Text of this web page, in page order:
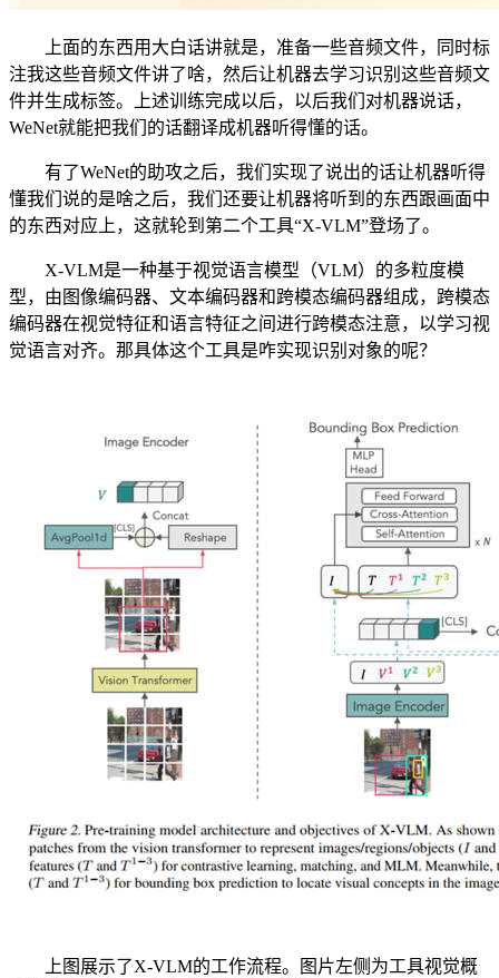
上面的东西用大白话讲就是，准备一些音频文件，同时标
注我这些音频文件讲了啥，然后让机器去学习识别这些音频文
件并生成标签。上述训练完成以后，以后我们对机器说话，
WeNet就能把我们的话翻译成机器听得懂的话。
有了WeNet的助攻之后，我们实现了说出的话让机器听得
懂我们说的是啥之后，我们还要让机器将听到的东西跟画面中
的东西对应上，这就轮到第二个工具“X-VLM”登场了。
X-VLM是一种基于视觉语言模型（VLM）的多粒度模
型，由图像编码器、文本编码器和跨模态编码器组成，跨模态
编码器在视觉特征和语言特征之间进行跨模态注意，以学习视
觉语言对齐。那具体这个工具是咋实现识别对象的呢？
上图展示了X-VLM的工作流程。图片左侧为工具视觉概